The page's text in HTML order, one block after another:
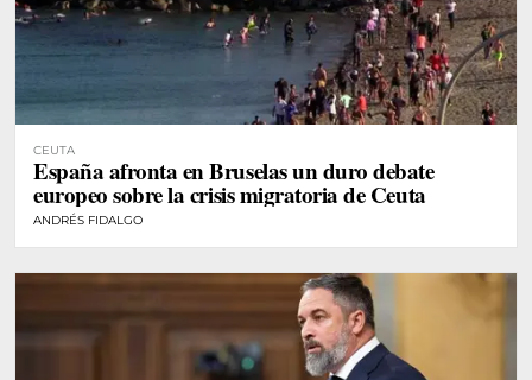
CEUTA
España afronta en Bruselas un duro debate
europeo sobre la crisis migratoria de Ceuta
ANDRÉS FIDALGO